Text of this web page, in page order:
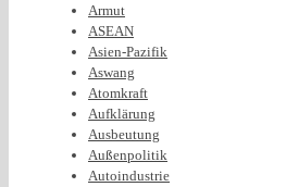
Armut
ASEAN
Asien-Pazifik
Aswang
Atomkraft
Aufklärung
Ausbeutung
Außenpolitik
Autoindustrie